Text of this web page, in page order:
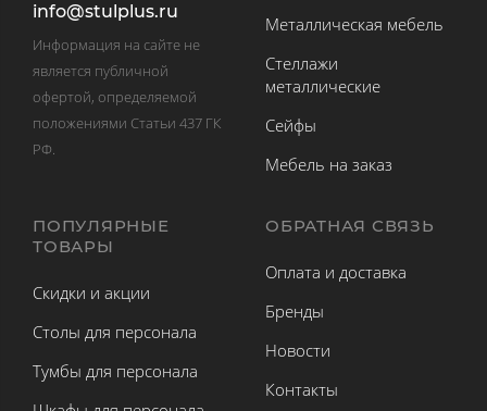
info@stulplus.ru
Информация на сайте не
является публичной
офертой, определяемой
положениями Статьи 437 ГК
РФ.
Металлическая мебель
Стеллажи
металлические
Сейфы
Мебель на заказ
ПОПУЛЯРНЫЕ
ТОВАРЫ
Скидки и акции
Столы для персонала
Тумбы для персонала
ОБРАТНАЯ СВЯЗЬ
Оплата и доставка
Бренды
Новости
Контакты